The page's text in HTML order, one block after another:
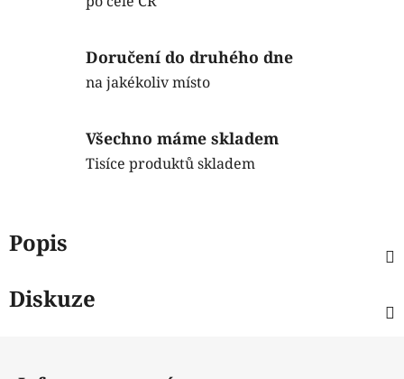
Doručení do druhého dne
na jakékoliv místo
Všechno máme skladem
Tisíce produktů skladem
Popis
Diskuze